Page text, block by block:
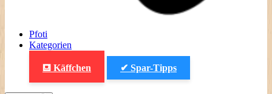
Pfoti
Kategorien
⛾ Käffchen ✔ Spar-Tipps